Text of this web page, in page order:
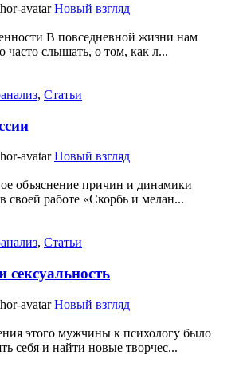
Новый взгляд
В повседневной жизни нам
часто слышать, о том, как л...
, Статьи
Новый взгляд
объяснение причин и динамики
своей работе «Скорбь и мелан...
, Статьи
сексуальность
Новый взгляд
этого мужчины к психологу было
себя и найти новые творчес...